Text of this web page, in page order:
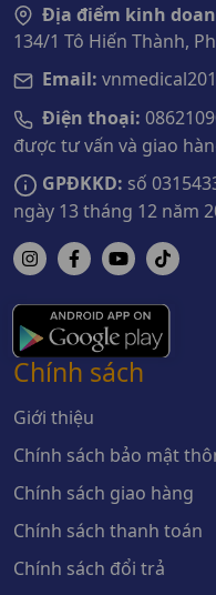
Địa điểm kinh
134/1 Tô Hiến Thành,
Email:
Điện thoại:
được tư vấn và giao
GPĐKKD: số
ngày 13 tháng 12 năm
Chính sách
Giới thiệu
Chính sách bảo mật
Chính sách giao hàng
Chính sách thanh toán
Chính sách đổi trả